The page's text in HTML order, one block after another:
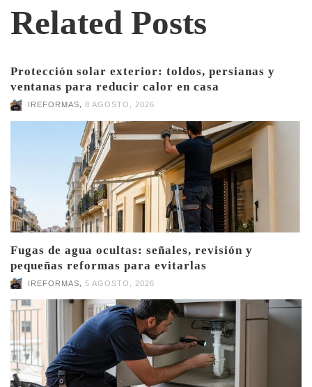
Related Posts
Protección solar exterior: toldos, persianas y
ventanas para reducir calor en casa
IREFORMAS, 8 AGOSTO, 2026
Fugas de agua ocultas: señales, revisión y
pequeñas reformas para evitarlas
IREFORMAS 5 AGOSTO, 2026